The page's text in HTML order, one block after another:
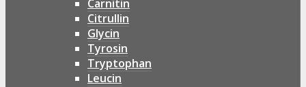
Carnitin
Citrullin
Glycin
Tyrosin
Tryptophan
Leucin